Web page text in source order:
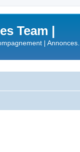
Team |
| Annonces...